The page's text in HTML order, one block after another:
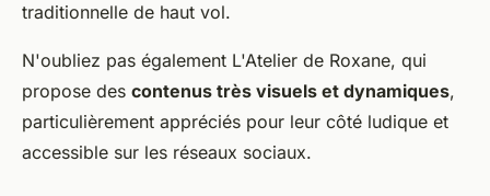
traditionnelle de haut vol.
N'oubliez pas également L'Atelier de Roxane, qui
propose des contenus très visuels et dynamiques,
particulièrement appréciés pour leur côté ludique et
accessible sur les réseaux sociaux.